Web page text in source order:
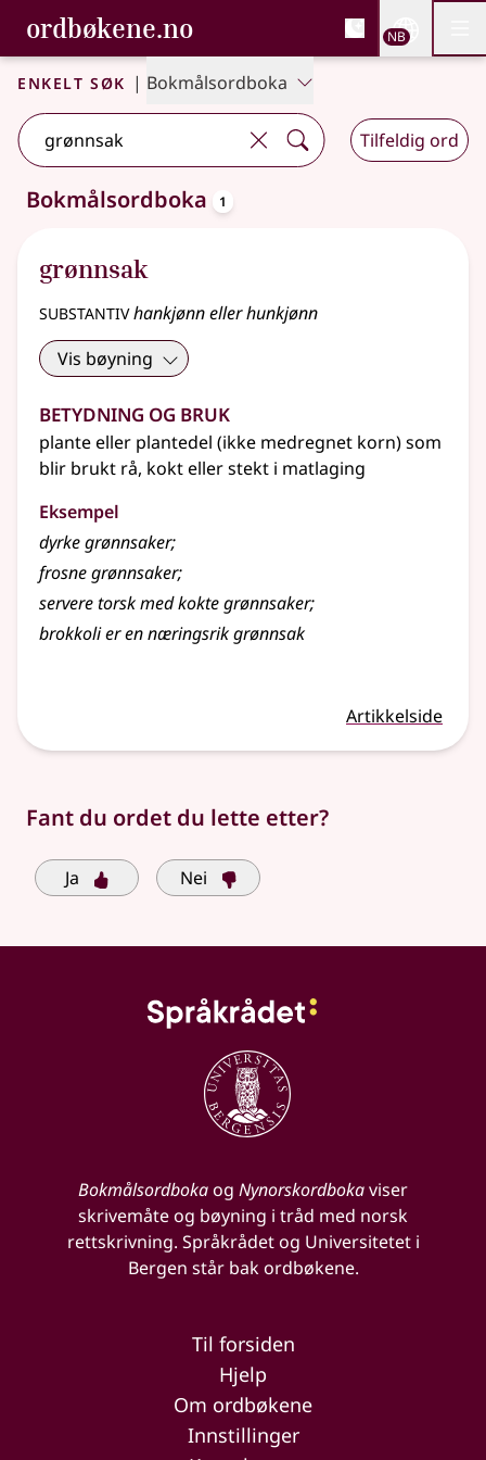
Gå til hovedinnhold
Tilgjengelighet
ordbøkene.no, Bokmålsordboka og
Bokmålsordboka og Nynorskordboka
NB
Enkelt søk | Bokmålsordboka
Tilfeldig ord
Ett treff.Ytterligere søkeforslag tilgjengelige
Bokmålsordboka 1
grønnsak
substantivhankjønn eller hunkjønn
Vis bøyning
Betydning og bruk
plante eller plantedel (ikke medregnet korn) som
blir brukt rå, kokt eller stekt i matlaging
Eksempel
dyrkegrønnsaker;
frosne grønnsaker;
servere torsk med kokte grønnsaker;
brokkoli er en næringsrik grønnsak
Artikkelside
Fant du ordet du lette etter?
Ja Nei
Bokmålsordbokaog Nynorskordbokaviser
skrivemåte og bøyning i tråd med norsk
rettskrivning. Språkrådet og Universitetet i
Bergen står bak ordbøkene.
Til forsiden
Hjelp
Om ordbøkene
Innstillinger